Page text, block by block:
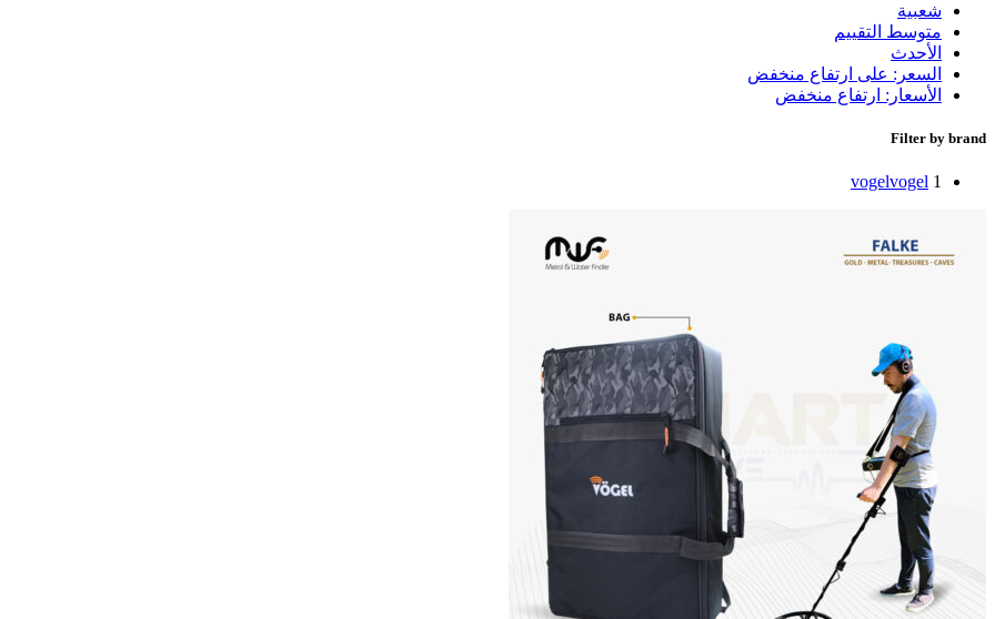
شعبية
متوسط التقييم
الأحدث
السعر: على ارتفاع منخفض
الأسعار: ارتفاع منخفض
Filter by brand
vogelvogel 1